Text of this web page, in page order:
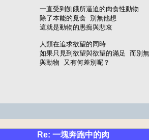
一直受到飢餓所逼迫的肉食性動物
除了本能的覓食 別無他想
這就是動物的愚痴與悲哀
人類在追求欲望的同時
如果只見到欲望與欲望的滿足 而別
與動物 又有何差別呢？
Re: 一塊奔跑中的肉